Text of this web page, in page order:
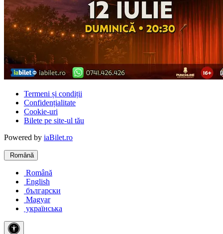
Termeni și condiții
Confidențialitate
Cookie-uri
Bilete pe site-ul tău
Powered by iaBilet.ro
Română
Română
English
български
Magyar
українська